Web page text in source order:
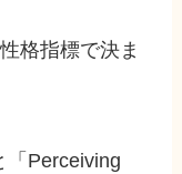
格指標で決ま
「Perceiving